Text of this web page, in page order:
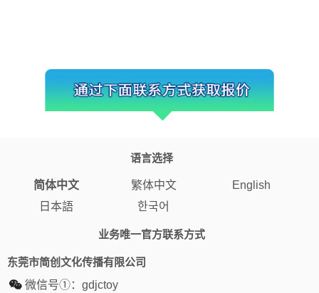
语言选择
简体中文 繁体中文
English
日本語
한국어
业务唯一官方联系方式
东莞市简创文化传播有限公司
微信号①： gdjctoy